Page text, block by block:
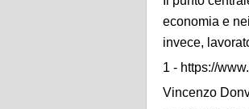
economia e
invece,
1 - https://
Vincenzo